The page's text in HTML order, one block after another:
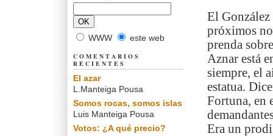
El González
próximos
prenda
Aznar está
siempre, el
estatua.
Fortuna, en
Era un
WWW este web
COMENTARIOS
RECIENTES
El azar
L.Manteiga Pousa
Somos rocas, somos islas
Luis Manteiga Pousa
Votos: ¿A qué precio?